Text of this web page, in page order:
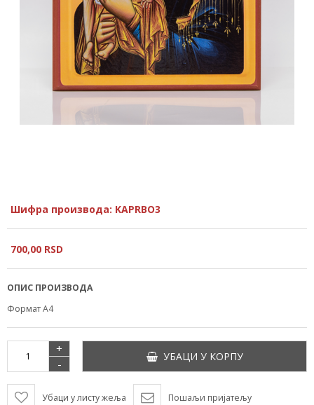
Шифра производа: KAPRBO3
700,00 RSD
ОПИС ПРОИЗВОДА
Формат А4
+
-
УБАЦИ У КОРПУ
Убаци у листу жеља Пошаљи пријатељу